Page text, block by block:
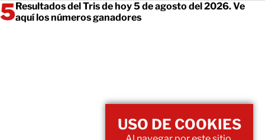
Resultados del Tris de hoy 5 de agosto del 2026. Ve
aquí los números ganadores
USO DE COOKIES